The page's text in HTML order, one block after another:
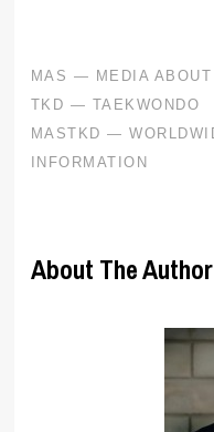
About The Author